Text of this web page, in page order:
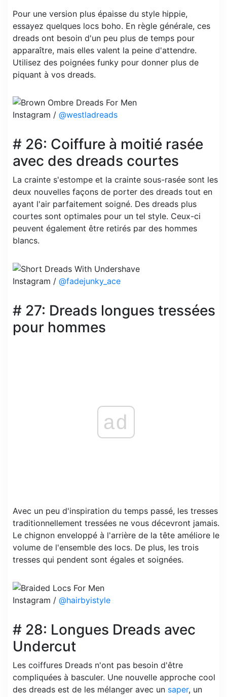
Pour une version plus épaisse du style hippie,
essayez quelques locs boho. En règle générale, ces
dreads ont besoin d'un peu plus de temps pour
apparaître, mais elles valent la peine d'attendre.
Utilisez des poignées funky pour donner plus de
piquant à vos dreads.
Instagram / @westladreads
# 26: Coiffure à moitié rasée
avec des dreads courtes
La crainte s'estompe et la crainte sous-rasée sont les
deux nouvelles façons de porter des dreads tout en
ayant l'air parfaitement soigné. Des dreads plus
courtes sont optimales pour un tel style. Ceux-ci
peuvent également être retirés par des hommes
blancs.
Instagram / @fadejunky_ace
# 27: Dreads longues tressées
pour hommes
ad
Avec un peu d'inspiration du temps passé, les tresses
traditionnellement tressées ne vous décevront jamais.
Le chignon enveloppé à l'arrière de la tête améliore le
volume de l'ensemble des locs. De plus, les trois
tresses qui pendent sont égales et soignées.
Instagram / @hairbyistyle
# 28: Longues Dreads avec
Undercut
Les coiffures Dreads n'ont pas besoin d'être
compliquées à basculer. Une nouvelle approche cool
des dreads est de les mélanger avec un saper, un